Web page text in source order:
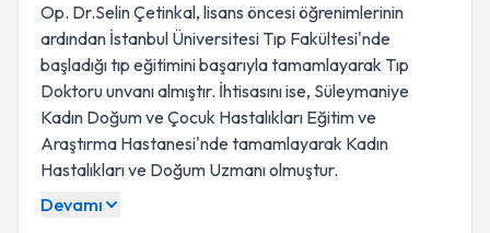
Op. Dr.Selin Çetinkal, lisans öncesi öğrenimlerinin
ardından İstanbul Üniversitesi Tıp Fakültesi'nde
başladığı tıp eğitimini başarıyla tamamlayarak Tıp
Doktoru unvanı almıştır. İhtisasını ise, Süleymaniye
Kadın Doğum ve Çocuk Hastalıkları Eğitim ve
Araştırma Hastanesi'nde tamamlayarak Kadın
Hastalıkları ve Doğum Uzmanı olmuştur.
Devamı